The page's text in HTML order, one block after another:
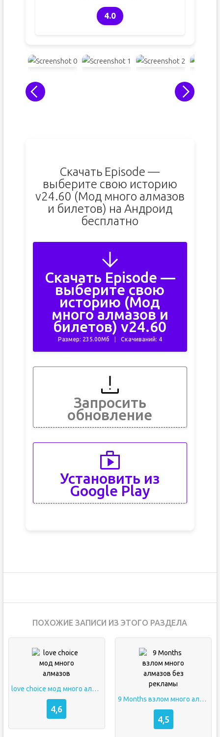
4.0
Скачать Episode —
выберите cвою историю
v24.60 (Мод много алмазов
и билетов) на Андроид
бесплатно
Скачать Episode —
выберите cвою
историю (Мод
много алмазов и
билетов) v24.60
Размер: 235.00Мб Скачиваний: 4
Запросить
обновление
Установить из
Google Play
ПОХОЖИЕ ЗАПИСИ ИЗ ЭТОГО РАЗДЕЛА
love choice мод много алмазов
4,6
9 Months взлом много алмазов без рекламы
4,5